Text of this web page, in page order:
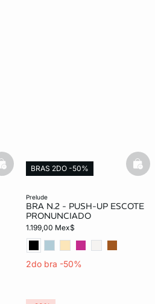
basketfull
prelude
BRA N.2 - PUSH-UP ESCOTE
PRONUNCIADO
1.199,00 Mex$
2do bra -50%
BRAS 2DO -50%